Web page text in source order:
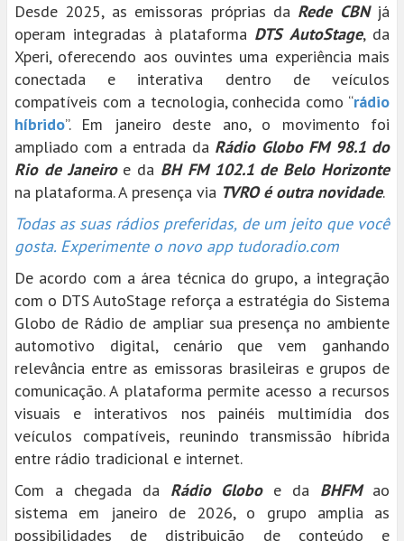
Desde 2025, as emissoras próprias da Rede CBNjá
operam integradas à plataforma DTS AutoStage, da
Xperi, oferecendo aos ouvintes uma experiência mais
conectada e interativa dentro de veículos
compatíveis com a tecnologia, conhecida como “rádio
híbrido”. Em janeiro deste ano, o movimento foi
ampliado com a entrada da Rádio Globo FM 98.1 do
Rio de Janeiroe da BH FM 102.1 de Belo Horizonte
na plataforma. A presença via TVRO é outra novidade.
Todas as suas rádios preferidas, de um jeito que você
gosta. Experimente o novo app tudoradio.com
De acordo com a área técnica do grupo, a integração
com o DTS AutoStage reforça a estratégia do Sistema
Globo de Rádio de ampliar sua presença no ambiente
automotivo digital, cenário que vem ganhando
relevância entre as emissoras brasileiras e grupos de
comunicação. A plataforma permite acesso a recursos
visuais e interativos nos painéis multimídia dos
veículos compatíveis, reunindo transmissão híbrida
entre rádio tradicional e internet.
Com a chegada da Rádio Globoe da BHFMao
sistema em janeiro de 2026, o grupo amplia as
possibilidades de distribuição de conteúdo e